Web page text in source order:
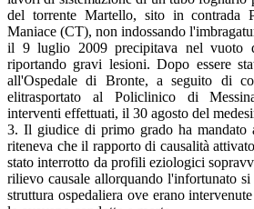
del torrente Martello, sito in contrada
Maniace (CT), non indossando
il 9 luglio 2009 precipitava nel vuoto
riportando gravi lesioni. Dopo essere
all'Ospedale di Bronte, a seguito di
elitrasportato al Policlinico di
interventi effettuati, il 30 agosto del
3. Il giudice di primo grado ha mandato
riteneva che il rapporto di causalità
stato interrotto da profili eziologici
rilievo causale allorquando l'infortunato
struttura ospedaliera ove erano